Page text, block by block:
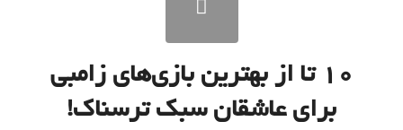
۱۰ تا از بهترین بازی‌های زامبی
برای عاشقان سبک ترسناک!